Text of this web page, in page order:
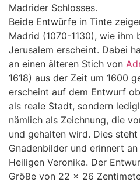
Madrider Schlosses.
Beide Entwürfe in Tinte
Madrid (1070-1130), wie ihm
Jerusalem erscheint. Dabei
an einen älteren Stich von
1618) aus der Zeit um 1600
erscheint auf dem Entwurf
als reale Stadt, sondern
nämlich als Zeichnung, die
und gehalten wird. Dies
Gnadenbilder und erinnert
Heiligen Veronika. Der
Größe von 22 x 26